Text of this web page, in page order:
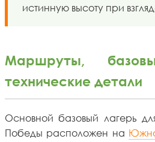
истинную высоту при
Маршруты,
технические детали
Основной базовый лагерь
Победы расположен на